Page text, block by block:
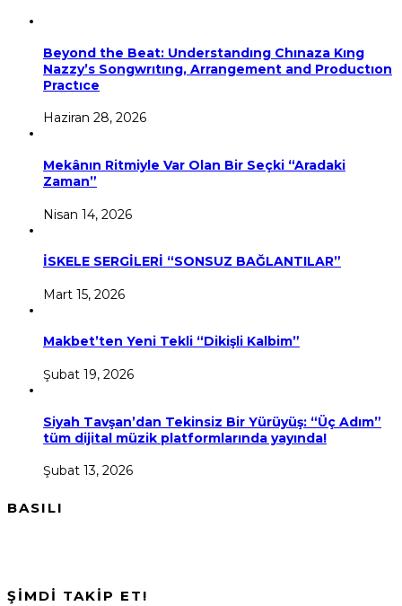
Beyond the Beat: Understandıng Chınaza Kıng
Nazzy’s Songwrıtıng, Arrangement and Productıon
Practıce
Haziran 28, 2026
Mekânın Ritmiyle Var Olan Bir Seçki “Aradaki
Zaman”
Nisan 14, 2026
İSKELE SERGİLERİ “SONSUZ BAĞLANTILAR”
Mart 15, 2026
Makbet’ten Yeni Tekli “Dikişli Kalbim”
Şubat 19, 2026
Siyah Tavşan’dan Tekinsiz Bir Yürüyüş: “Üç Adım”
tüm dijital müzik platformlarında yayında!
Şubat 13, 2026
BASILI
ŞİMDİ TAKİP ET!